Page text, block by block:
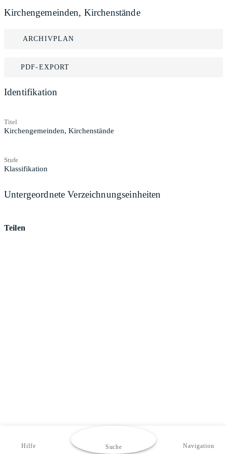
Kirchengemeinden, Kirchenstände
ARCHIVPLAN
PDF-EXPORT
Identifikation
Titel
Kirchengemeinden, Kirchenstände
Stufe
Klassifikation
Untergeordnete Verzeichnungseinheiten
Teilen
Hilfe Suche Navigation